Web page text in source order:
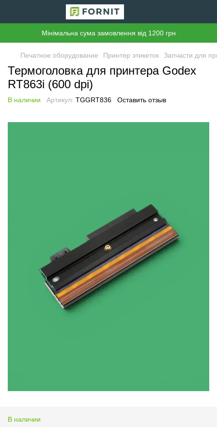
Мінімальна сума замовлення від 1200 грн
Печатное оборудование Принтер этикеток Запчасти для
Термоголовка для принтера Godex
RT863i (600 dpi)
В наличии Артикул: TGGRT836 Оставить отзыв
В наличии